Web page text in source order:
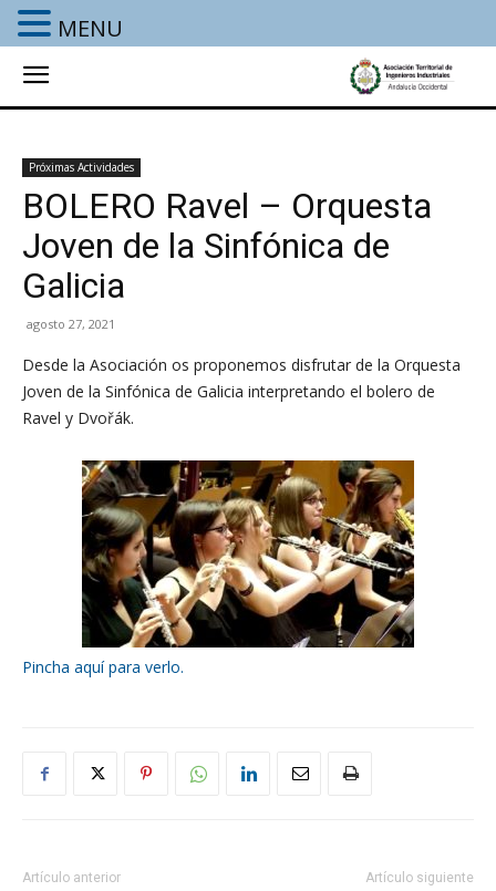
Próximas Actividades
BOLERO Ravel – Orquesta
Joven de la Sinfónica de
Galicia
agosto 27, 2021
Desde la Asociación os proponemos disfrutar de la Orquesta
Joven de la Sinfónica de Galicia interpretando el bolero de
Ravel y Dvořák.
Pincha aquí para verlo.
Artículo anterior Artículo siguiente
MENU